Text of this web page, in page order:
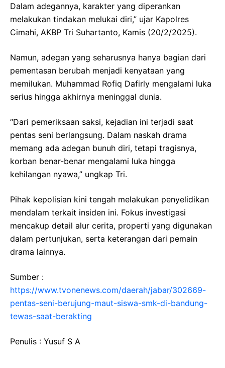
Dalam adegannya, karakter yang diperankan
melakukan tindakan melukai diri,” ujar Kapolres
Cimahi, AKBP Tri Suhartanto, Kamis (20/2/2025).
Namun, adegan yang seharusnya hanya bagian dari
pementasan berubah menjadi kenyataan yang
memilukan. Muhammad Rofiq Dafirly mengalami luka
serius hingga akhirnya meninggal dunia.
“Dari pemeriksaan saksi, kejadian ini terjadi saat
pentas seni berlangsung. Dalam naskah drama
memang ada adegan bunuh diri, tetapi tragisnya,
korban benar-benar mengalami luka hingga
kehilangan nyawa,” ungkap Tri.
Pihak kepolisian kini tengah melakukan penyelidikan
mendalam terkait insiden ini. Fokus investigasi
mencakup detail alur cerita, properti yang digunakan
dalam pertunjukan, serta keterangan dari pemain
drama lainnya.
Sumber :
https://www.tvonenews.com/daerah/jabar/302669-
pentas-seni-berujung-maut-siswa-smk-di-bandung-
tewas-saat-berakting
Penulis : Yusuf S A